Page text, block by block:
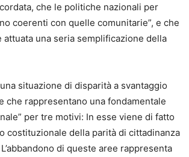
che le politiche nazionali per
coerenti con quelle comunitarie”, e che
attuata una seria semplificazione della
situazione di disparità a svantaggio
che rappresentano una fondamentale
per tre motivi: In esse viene di fatto
costituzionale della parità di cittadinanza
di queste aree rappresenta